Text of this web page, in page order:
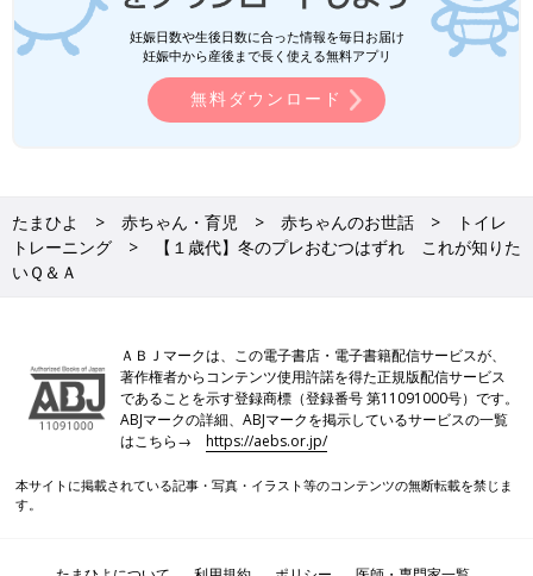
妊娠日数や生後日数に合った情報を毎日お届け
妊娠中から産後まで長く使える無料アプリ
無料ダウンロード
たまひよ 赤ちゃん・育児 赤ちゃんのお世話
トイレ
トレーニング
【１歳代】冬のプレおむつはずれ これが知りた
いＱ＆Ａ
ＡＢＪマークは、この電子書店・電子書籍配信サービスが、
著作権者からコンテンツ使用許諾を得た正規版配信サービス
であることを示す登録商標（登録番号 第11091000号）です。
ABJマークの詳細、ABJマークを掲示しているサービスの一覧
はこちら→https://aebs.or.jp/
本サイトに掲載されている記事・写真・イラスト等のコンテンツの無断転載を禁じま
す。